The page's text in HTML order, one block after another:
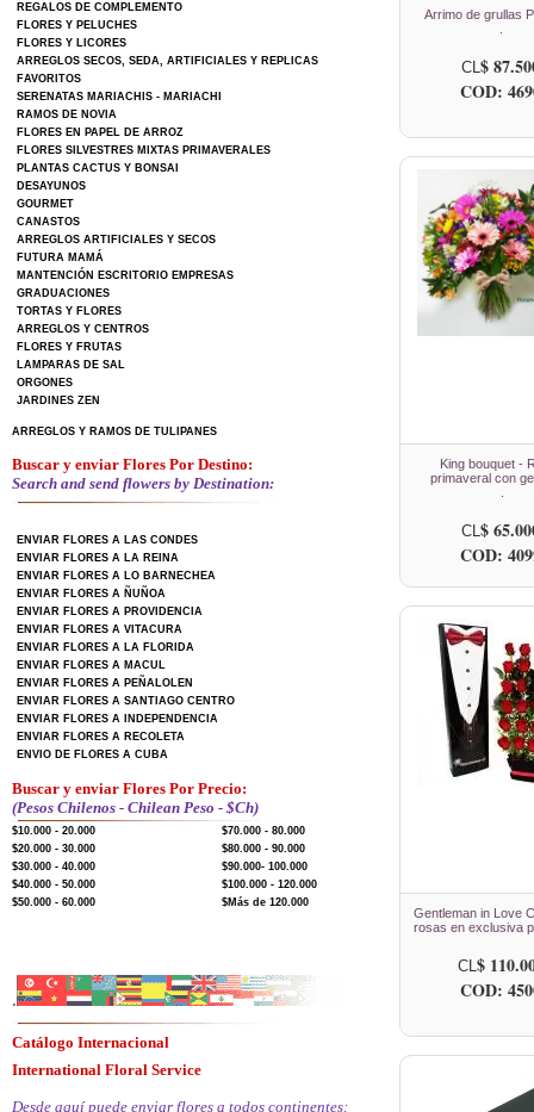
REGALOS DE COMPLEMENTO
FLORES Y PELUCHES
FLORES Y LICORES
ARREGLOS SECOS, SEDA, ARTIFICIALES Y REPLICAS
FAVORITOS
SERENATAS MARIACHIS - MARIACHI
RAMOS DE NOVIA
FLORES EN PAPEL DE ARROZ
FLORES SILVESTRES MIXTAS PRIMAVERALES
PLANTAS CACTUS Y BONSAI
DESAYUNOS
GOURMET
CANASTOS
ARREGLOS ARTIFICIALES Y SECOS
FUTURA MAMÁ
MANTENCIÓN ESCRITORIO EMPRESAS
GRADUACIONES
TORTAS Y FLORES
ARREGLOS Y CENTROS
FLORES Y FRUTAS
LAMPARAS DE SAL
ORGONES
JARDINES ZEN
ARREGLOS Y RAMOS DE TULIPANES
Buscar y enviar Flores Por Destino:
Search and send flowers by Destination:
ENVIAR FLORES A LAS CONDES
ENVIAR FLORES A LA REINA
ENVIAR FLORES A LO BARNECHEA
ENVIAR FLORES A ÑUÑOA
ENVIAR FLORES A PROVIDENCIA
ENVIAR FLORES A VITACURA
ENVIAR FLORES A LA FLORIDA
ENVIAR FLORES A MACUL
ENVIAR FLORES A PEÑALOLEN
ENVIAR FLORES A SANTIAGO CENTRO
ENVIAR FLORES A INDEPENDENCIA
ENVIAR FLORES A RECOLETA
ENVIO DE FLORES A CUBA
Buscar y enviar Flores Por Precio:
(Pesos Chilenos - Chilean Peso - $Ch)
$10.000 - 20.000
$70.000 - 80.000
$20.000 - 30.000
$80.000 - 90.000
$30.000 - 40.000
$90.000- 100.000
$40.000 - 50.000
$100.000 - 120.000
$50.000 - 60.000
$Más de 120.000
.
Catálogo Internacional
International Floral Service
Desde aquí puede enviar flores a todos continentes:
Arrimo de grullas
CL$
COD:
King bouquet -
primaveral con
CL$
COD:
Gentleman in Love
rosas en exclusiva
CL$
COD: